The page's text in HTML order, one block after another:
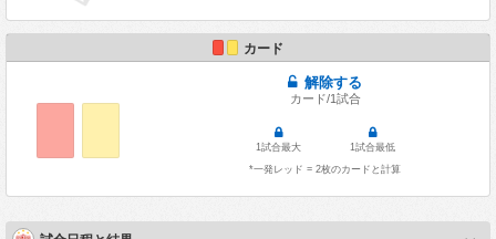
カード
解除する
カード/1試合
1試合最大
1試合最低
*一発レッド = 2枚のカードと計算